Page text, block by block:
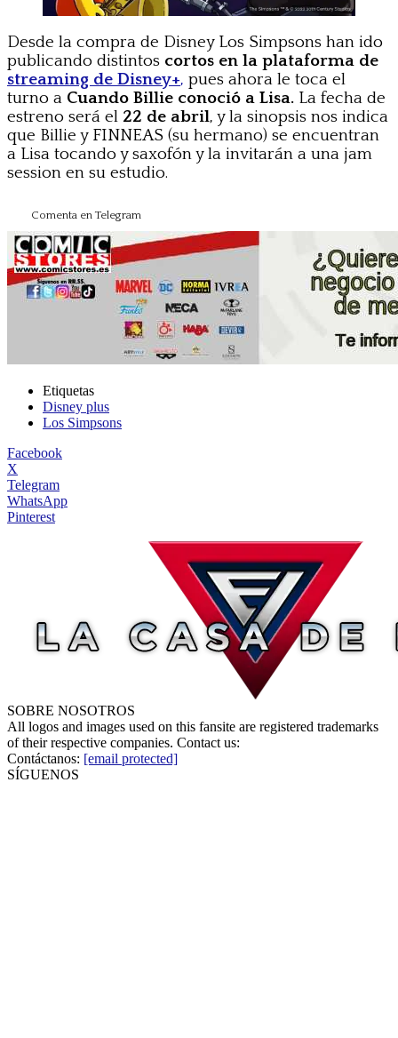
Desde la compra de Disney Los Simpsons han ido
publicando distintos cortos en la plataforma de
streaming de Disney+, pues ahora le toca el
turno a Cuando Billie conoció a Lisa. La fecha de
estreno será el 22 de abril, y la sinopsis nos indica
que Billie y FINNEAS (su hermano) se encuentran
a Lisa tocando y saxofón y la invitarán a una jam
session en su estudio.
Comenta en Telegram
Etiquetas
Disney plus
Los Simpsons
Facebook
X
Telegram
WhatsApp
Pinterest
SOBRE NOSOTROS
All logos and images used on this fansite are registered trademarks
of their respective companies. Contact us:
Contáctanos: [email protected]
SÍGUENOS